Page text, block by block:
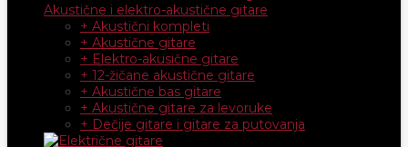
Akustične i elektro-akustične gitare
+ Akustični kompleti
+ Akustične gitare
+ Elektro-akusične gitare
+ 12-žičane akustične gitare
+ Akustične bas gitare
+ Akustične gitare za levoruke
+ Dečije gitare i gitare za putovanja